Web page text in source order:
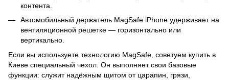
контента.
Автомобильный держатель MagSafe iPhone удерживает на
вентиляционной решетке — горизонтально или
вертикально.
Если вы используете технологию MagSafe, советуем купить в
Киеве специальный чехол. Он выполняет свои базовые
функции: служит надёжным щитом от царапин, грязи,